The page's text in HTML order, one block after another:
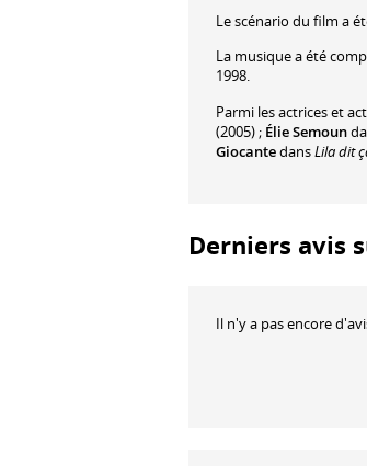
Le scénario du film a
La musique a été
1998.
Parmi les actrices et
(2005) ; Élie Semoun
GiocantedansLila dit
Derniers avis
Il n'y a pas encore